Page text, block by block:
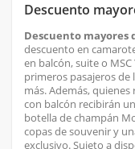
Descuento
Descuento mayores
descuento en
en balcón, suite o
primeros pasajeros de
más. Además,
con balcón recibirán
botella de champán
copas de souvenir y
exclusivo. Sujeto a